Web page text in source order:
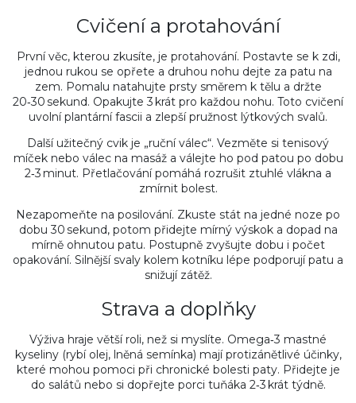
Cvičení a protahování
První věc, kterou zkusíte, je protahování. Postavte se k zdi,
jednou rukou se opřete a druhou nohu dejte za patu na
zem. Pomalu natahujte prsty směrem k tělu a držte
20‑30 sekund. Opakujte 3 krát pro každou nohu. Toto cvičení
uvolní plantární fascii a zlepší pružnost lýtkových svalů.
Další užitečný cvik je „ruční válec“. Vezměte si tenisový
míček nebo válec na masáž a válejte ho pod patou po dobu
2‑3 minut. Přetlačování pomáhá rozrušit ztuhlé vlákna a
zmírnit bolest.
Nezapomeňte na posilování. Zkuste stát na jedné noze po
dobu 30 sekund, potom přidejte mírný výskok a dopad na
mírně ohnutou patu. Postupně zvyšujte dobu i počet
opakování. Silnější svaly kolem kotníku lépe podporují patu a
snižují zátěž.
Strava a doplňky
Výživa hraje větší roli, než si myslíte. Omega‑3 mastné
kyseliny (rybí olej, lněná semínka) mají protizánětlivé účinky,
které mohou pomoci při chronické bolesti paty. Přidejte je
do salátů nebo si dopřejte porci tuňáka 2‑3 krát týdně.